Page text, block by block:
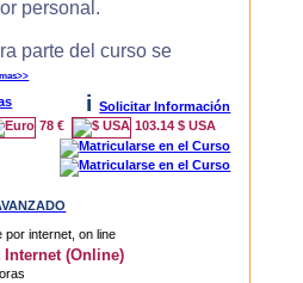
personal.
parte del curso se
i
Solicitar Información
78 € 103.14 $ USA
Internet (Online)